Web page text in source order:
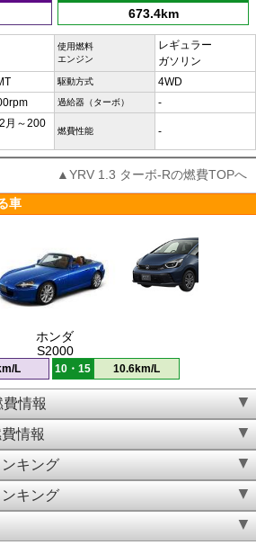
673.4km
使用燃料
エンジン
レギュラー
ガソリン
駆動方式 4WD
過給器（ターボ） -
月～200
燃費性能 -
▲YRV 1.3 ターボ-Rの燃費TOPへ
車
ホンダ
S2000
L 10・15 10.6km/L
情報
情報
キング
キング